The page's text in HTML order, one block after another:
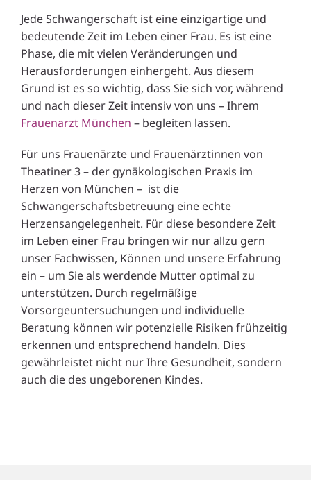
Jede Schwangerschaft ist eine einzigartige und
bedeutende Zeit im Leben einer Frau. Es ist eine
Phase, die mit vielen Veränderungen und
Herausforderungen einhergeht. Aus diesem
Grund ist es so wichtig, dass Sie sich vor, während
und nach dieser Zeit intensiv von uns – Ihrem
Frauenarzt München – begleiten lassen.
Für uns Frauenärzte und Frauenärztinnen von
Theatiner 3 – der gynäkologischen Praxis im
Herzen von München – ist die
Schwangerschaftsbetreuung eine echte
Herzensangelegenheit. Für diese besondere Zeit
im Leben einer Frau bringen wir nur allzu gern
unser Fachwissen, Können und unsere Erfahrung
ein – um Sie als werdende Mutter optimal zu
unterstützen. Durch regelmäßige
Vorsorgeuntersuchungen und individuelle
Beratung können wir potenzielle Risiken frühzeitig
erkennen und entsprechend handeln. Dies
gewährleistet nicht nur Ihre Gesundheit, sondern
auch die des ungeborenen Kindes.